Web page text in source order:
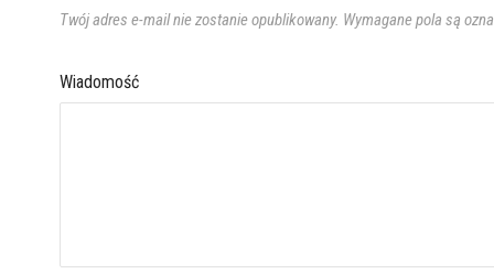
Twój adres e-mail nie zostanie opublikowany. Wymagane pola są
Wiadomość